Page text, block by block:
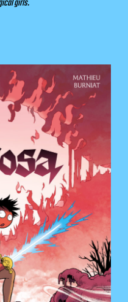
girls.